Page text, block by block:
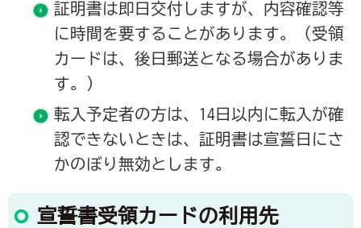
証明書は即日交付しますが、内容確認等
に時間を要することがあります。（受領
カードは、後日郵送となる場合がありま
す。）
転入予定者の方は、14日以内に転入が確
認できないときは、証明書は宣誓日にさ
かのぼり無効とします。
宣誓書受領カードの利用先